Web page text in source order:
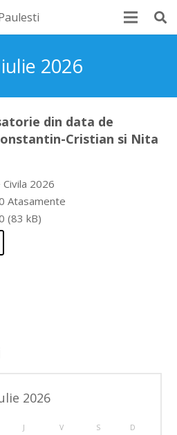
2026
din data de
Cristian si Nita
2026
Atasamente
(83 kB)
2026
J V S D